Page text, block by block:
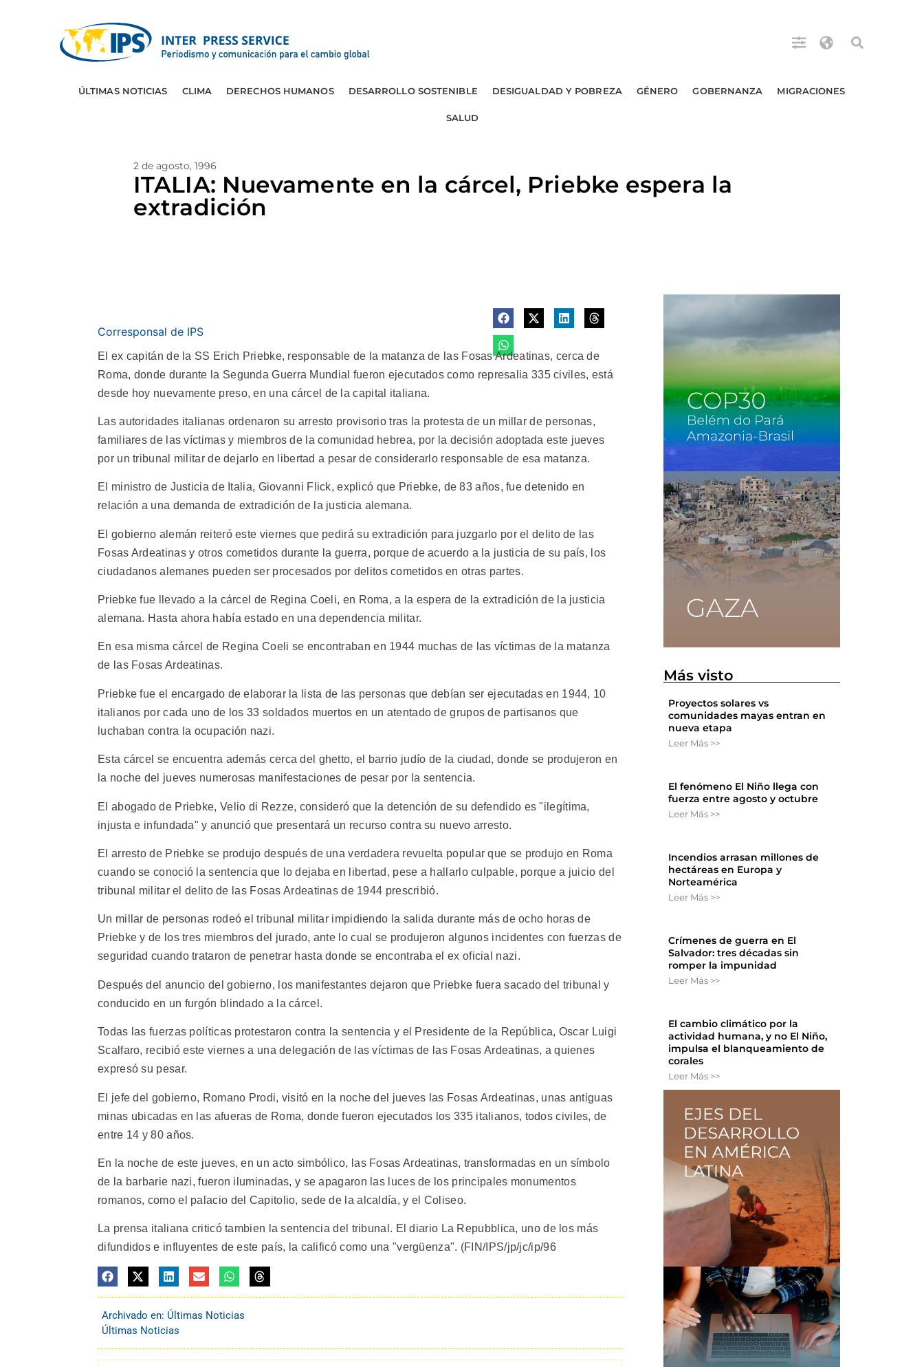
ÚLTIMAS NOTICIAS CLIMA DERECHOS HUMANOS DESARROLLO SOSTENIBLE DESIGUALDAD Y POBREZA GÉNERO GOBERNANZA MIGRACIONES
SALUD
2 de agosto, 1996
ITALIA: Nuevamente en la cárcel, Priebke espera la
extradición
Corresponsal de IPS
El ex capitán de la SS Erich Priebke, responsable de la matanza de las Fosas Ardeatinas, cerca de
Roma, donde durante la Segunda Guerra Mundial fueron ejecutados como represalia 335 civiles, está
desde hoy nuevamente preso, en una cárcel de la capital italiana.
Las autoridades italianas ordenaron su arresto provisorio tras la protesta de un millar de personas,
familiares de las víctimas y miembros de la comunidad hebrea, por la decisión adoptada este jueves
por un tribunal militar de dejarlo en libertad a pesar de considerarlo responsable de esa matanza.
El ministro de Justicia de Italia, Giovanni Flick, explicó que Priebke, de 83 años, fue detenido en
relación a una demanda de extradición de la justicia alemana.
El gobierno alemán reiteró este viernes que pedirá su extradición para juzgarlo por el delito de las
Fosas Ardeatinas y otros cometidos durante la guerra, porque de acuerdo a la justicia de su país, los
ciudadanos alemanes pueden ser procesados por delitos cometidos en otras partes.
Priebke fue llevado a la cárcel de Regina Coeli, en Roma, a la espera de la extradición de la justicia
alemana. Hasta ahora había estado en una dependencia militar.
En esa misma cárcel de Regina Coeli se encontraban en 1944 muchas de las víctimas de la matanza
de las Fosas Ardeatinas.
Priebke fue el encargado de elaborar la lista de las personas que debían ser ejecutadas en 1944, 10
italianos por cada uno de los 33 soldados muertos en un atentado de grupos de partisanos que
luchaban contra la ocupación nazi.
Esta cárcel se encuentra además cerca del ghetto, el barrio judío de la ciudad, donde se produjeron en
la noche del jueves numerosas manifestaciones de pesar por la sentencia.
El abogado de Priebke, Velio di Rezze, consideró que la detención de su defendido es "ilegítima,
injusta e infundada" y anunció que presentará un recurso contra su nuevo arresto.
El arresto de Priebke se produjo después de una verdadera revuelta popular que se produjo en Roma
cuando se conoció la sentencia que lo dejaba en libertad, pese a hallarlo culpable, porque a juicio del
tribunal militar el delito de las Fosas Ardeatinas de 1944 prescribió.
Un millar de personas rodeó el tribunal militar impidiendo la salida durante más de ocho horas de
Priebke y de los tres miembros del jurado, ante lo cual se produjeron algunos incidentes con fuerzas de
seguridad cuando trataron de penetrar hasta donde se encontraba el ex oficial nazi.
Después del anuncio del gobierno, los manifestantes dejaron que Priebke fuera sacado del tribunal y
conducido en un furgón blindado a la cárcel.
Todas las fuerzas políticas protestaron contra la sentencia y el Presidente de la República, Oscar Luigi
Scalfaro, recibió este viernes a una delegación de las víctimas de las Fosas Ardeatinas, a quienes
expresó su pesar.
El jefe del gobierno, Romano Prodi, visitó en la noche del jueves las Fosas Ardeatinas, unas antiguas
minas ubicadas en las afueras de Roma, donde fueron ejecutados los 335 italianos, todos civiles, de
entre 14 y 80 años.
En la noche de este jueves, en un acto simbólico, las Fosas Ardeatinas, transformadas en un símbolo
de la barbarie nazi, fueron iluminadas, y se apagaron las luces de los principales monumentos
romanos, como el palacio del Capitolio, sede de la alcaldía, y el Coliseo.
La prensa italiana criticó tambien la sentencia del tribunal. El diario La Repubblica, uno de los más
difundidos e influyentes de este país, la calificó como una "vergüenza". (FIN/IPS/jp/jc/ip/96
Archivado en: Últimas Noticias
Últimas Noticias
Más visto
Proyectos solares vs
comunidades mayas entran en
nueva etapa
Leer Más >>
El fenómeno El Niño llega con
fuerza entre agosto y octubre
Leer Más >>
Incendios arrasan millones de
hectáreas en Europa y
Norteamérica
Leer Más >>
Crímenes de guerra en El
Salvador: tres décadas sin
romper la impunidad
Leer Más >>
El cambio climático por la
actividad humana, y no El Niño,
impulsa el blanqueamiento de
corales
Leer Más >>